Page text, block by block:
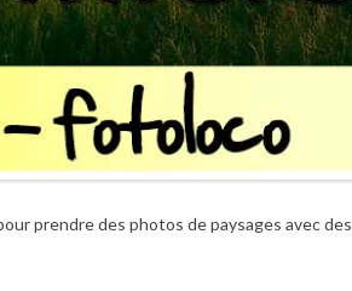
prendre des photos de paysages avec des